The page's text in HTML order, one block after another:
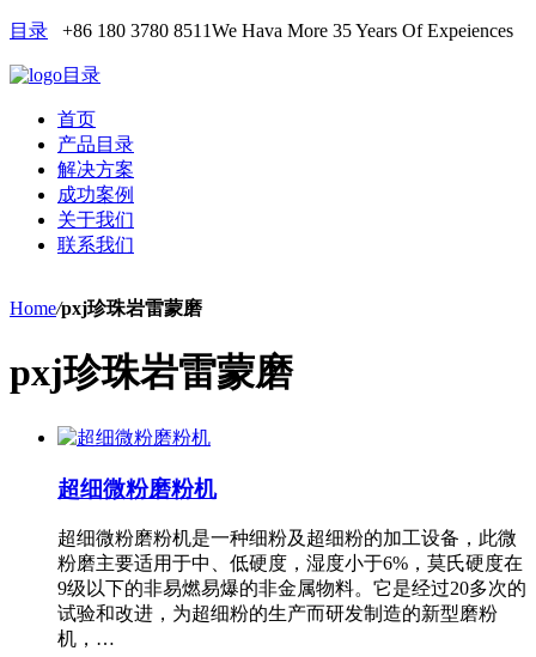
目录 +86 180 3780 8511We Hava More 35 Years Of Expeiences
目录
首页
产品目录
解决方案
成功案例
关于我们
联系我们
Home/pxj珍珠岩雷蒙磨
pxj珍珠岩雷蒙磨
超细微粉磨粉机
超细微粉磨粉机是一种细粉及超细粉的加工设备，此微
粉磨主要适用于中、低硬度，湿度小于6%，莫氏硬度在
9级以下的非易燃易爆的非金属物料。它是经过20多次的
试验和改进，为超细粉的生产而研发制造的新型磨粉
机，…